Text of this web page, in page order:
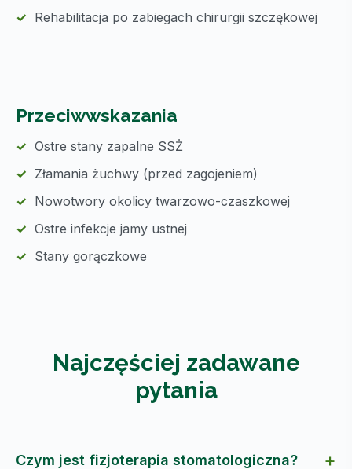
Rehabilitacja po zabiegach chirurgii szczękowej
Przeciwwskazania
Ostre stany zapalne SSŻ
Złamania żuchwy (przed zagojeniem)
Nowotwory okolicy twarzowo-czaszkowej
Ostre infekcje jamy ustnej
Stany gorączkowe
Najczęściej zadawane
pytania
Czym jest fizjoterapia stomatologiczna?